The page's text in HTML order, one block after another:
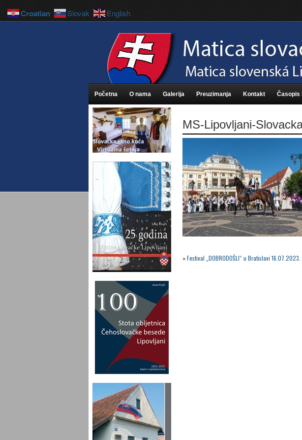
Početna O nama Galerija Preuzimanja Kontakt Časopis
MS-Lipovljani-
«Festival „DOBRODOŠLI“ u Bratislavi 16.07.2023.
Croatian Slovak English